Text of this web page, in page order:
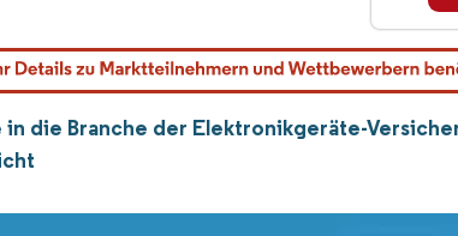
die Branche der Elektronikgeräte-